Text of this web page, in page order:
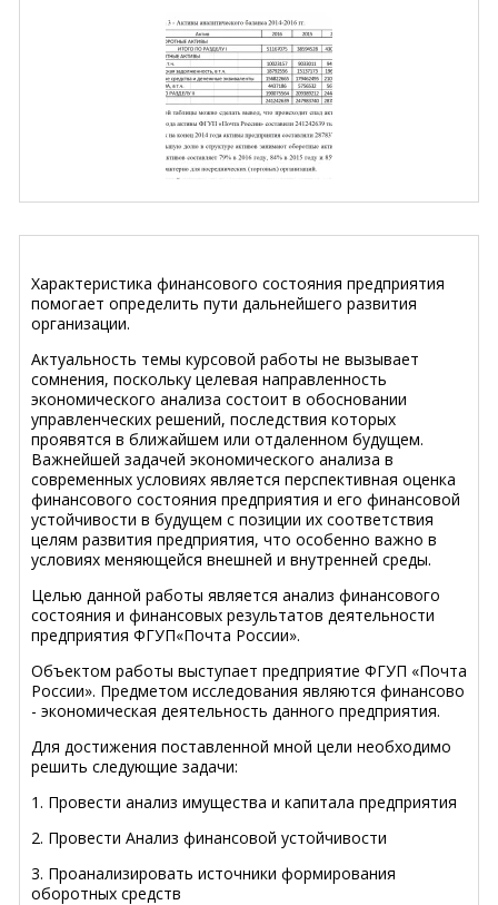
Характеристика финансового состояния предприятия
помогает определить пути дальнейшего развития
организации.
Актуальность темы курсовой работы не вызывает
сомнения, поскольку целевая направленность
экономического анализа состоит в обосновании
управленческих решений, последствия которых
проявятся в ближайшем или отдаленном будущем.
Важнейшей задачей экономического анализа в
современных условиях является перспективная оценка
финансового состояния предприятия и его финансовой
устойчивости в будущем с позиции их соответствия
целям развития предприятия, что особенно важно в
условиях меняющейся внешней и внутренней среды.
Целью данной работы является анализ финансового
состояния и финансовых результатов деятельности
предприятия ФГУП«Почта России».
Объектом работы выступает предприятие ФГУП «Почта
России». Предметом исследования являются финансово
- экономическая деятельность данного предприятия.
Для достижения поставленной мной цели необходимо
решить следующие задачи:
1. Провести анализ имущества и капитала предприятия
2. Провести Анализ финансовой устойчивости
3. Проанализировать источники формирования
оборотных средств